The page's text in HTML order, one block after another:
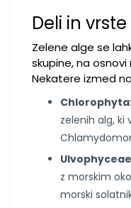
Deli in
Zelene alge se
skupine, na
Nekatere izmed
zelenih alg, ki
z morskim
morski